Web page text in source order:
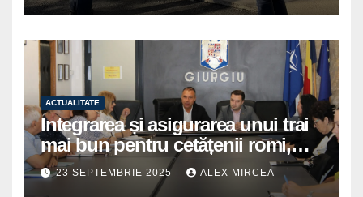
ACTUALITATE
Integrarea și asigurarea unui trai
mai bun pentru cetățenii romi,
prioritate pentru instituțiile
publice giurgiuvene
23 SEPTEMBRIE 2025 ALEX MIRCEA